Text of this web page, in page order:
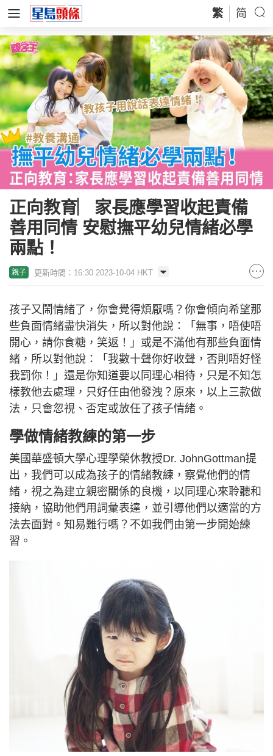
繁 简
正向教育︳家長應學習收起責備
善用同情 安慰撫平幼兒情緒必學
兩點！
親子 更新時間：16:30 2023-10-04 HKT
孩子又鬧情緒了，你會覺得煩厭嗎？你會傾向希望那
些負面情緒盡快消失，所以對他說：「無事，唔使唔
開心，請你食糖，笑返！」或是不滿他有那些負面情
緒，所以對他說：「我數十聲你好收聲，否則唔好怪
我罰你！」還是你知道要以同理心相待，只是不知怎
樣教他去處理，只好任由他發洩？原來，以上三款做
法，只會忽視、否定或放任了孩子情緒。
學做情緒教練的第一步
美國華盛頓大學心理學榮休教授Dr. JohnGottman提
出，我們可以成為孩子的情緒教練，察覺他們的情
緒，視之為建立親密關係的良機，以同理心來聆聽和
接納，協助他們用詞彙表達，並引導他們以適當的方
法去面對。知易難行嗎？不如我們由第一步開始練
習。